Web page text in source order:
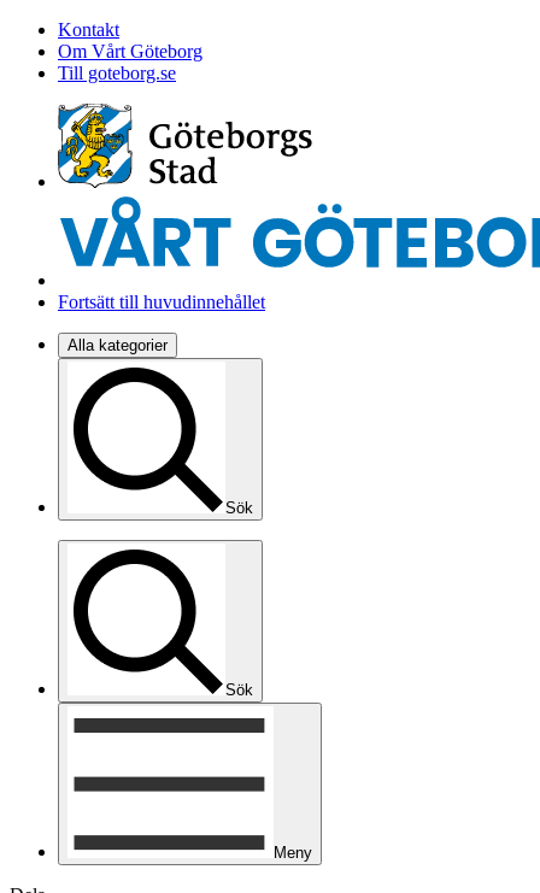
Kontakt
Om Vårt Göteborg
Till goteborg.se
Fortsätt till huvudinnehållet
Alla kategorier
Sök
Sök
Meny